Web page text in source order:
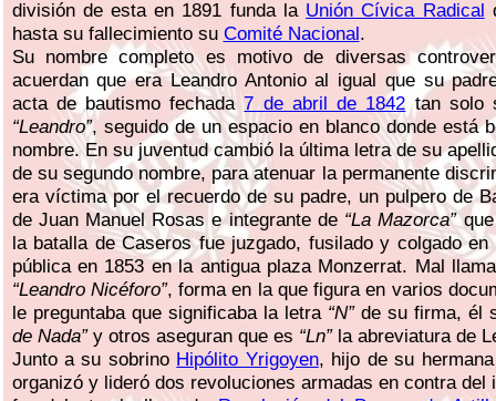
división de esta en 1891 funda la Unión Cívica Radical
hasta su fallecimiento su Comité Nacional.
Su nombre completo es motivo de diversas
acuerdan que era Leandro Antonio al igual que su
acta de bautismo fechada7 de abril de 1842 tan solo
“Leandro”, seguido de un espacio en blanco donde está
nombre. En su juventud cambió la última letra de su
de su segundo nombre, para atenuar la permanente
era víctima por el recuerdo de su padre, un pulpero de
de Juan Manuel Rosas e integrante de “La Mazorca”que
la batalla de Caseros fue juzgado, fusilado y colgado
pública en 1853 en la antigua plaza Monzerrat. Mal
“Leandro Nicéforo”, forma en la que figura en varios
le preguntaba que significaba la letra “N”de su firma, él
de Nada”y otros aseguran que es “Ln”la abreviatura de
Junto a su sobrino Hipólito Yrigoyen, hijo de su
organizó y lideró dos revoluciones armadas en contra del